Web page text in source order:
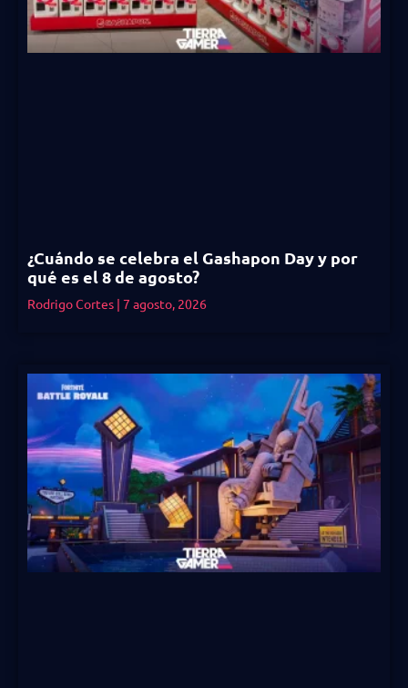
¿Cuándo se celebra el Gashapon Day y por
qué es el 8 de agosto?
Rodrigo Cortes 7 agosto, 2026